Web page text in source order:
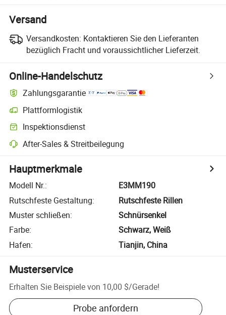
Versand
Versandkosten: Kontaktieren Sie den Lieferanten
bezüglich Fracht und voraussichtlicher Lieferzeit.
Online-Handelschutz
Zahlungsgarantie
Plattformlogistik
Inspektionsdienst
After-Sales & Streitbeilegung
Hauptmerkmale
Modell Nr.:
E3MM190
Rutschfeste Gestaltung:
Rutschfeste Rillen
Muster schließen:
Schnürsenkel
Farbe:
Schwarz, Weiß
Hafen: Tianjin, China
Musterservice
Erhalten Sie Beispiele von 10,00 $/Gerade!
Probe anfordern